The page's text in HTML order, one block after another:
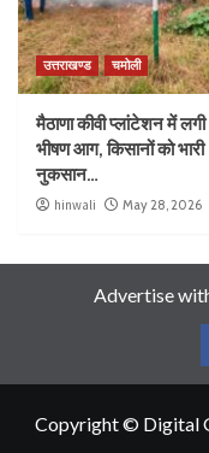
उत्तराखण्ड चमोली
मैठाणा कीवी प्लांटेशन में लगी
भीषण आग, किसानों को भारी
नुकसान…
hinwali May 28, 2026
Advertise
Copyright © Digital